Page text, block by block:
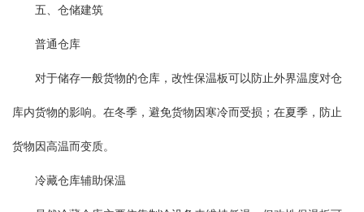
五、仓储建筑
普通仓库
对于储存一般货物的仓库，改性保温板可以防止外界温度对仓
库内货物的影响。在冬季，避免货物因寒冷而受损；在夏季，防止
货物因高温而变质。
冷藏仓库辅助保温